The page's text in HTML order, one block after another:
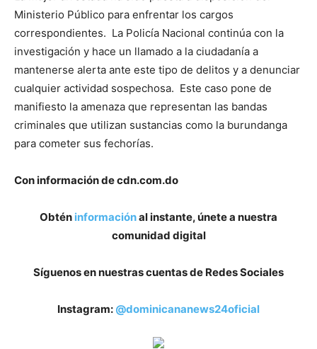
Ministerio Público para enfrentar los cargos
correspondientes. La Policía Nacional continúa con la
investigación y hace un llamado a la ciudadanía a
mantenerse alerta ante este tipo de delitos y a denunciar
cualquier actividad sospechosa. Este caso pone de
manifiesto la amenaza que representan las bandas
criminales que utilizan sustancias como la burundanga
para cometer sus fechorías.
Con información de cdn.com.do
Obtén informaciónal instante, únete a nuestra
comunidad digital
Síguenos en nuestras cuentas de Redes Sociales
Instagram: @dominicananews24oficial